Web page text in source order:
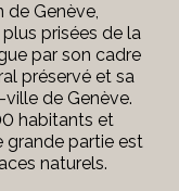
de Genève,
prisées de la
par son cadre
préservé et sa
de Genève.
habitants et
grande partie est
naturels.